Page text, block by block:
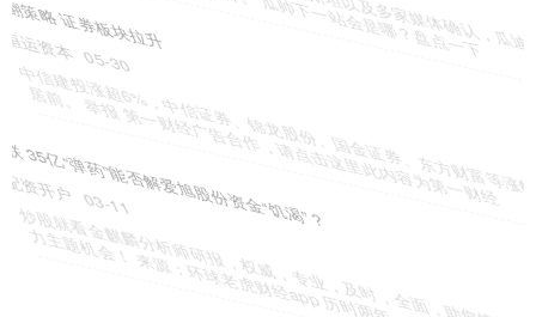
我要配资 世界杯&#32;|&#32;库拉索赢得世界杯第一分&#32;中国裁判
组执法
恒运资本 07-12
新华社美国堪萨斯城6月20日电（记者赵焱、董意行）厄瓜多尔队20
日使出浑身解数却依然无法攻破库拉索队大门，最终两队0:0
擒牛宝配资 同益股份控股股东质押约1420万股用于置换存量股权质押
恒运资本 03-17
（原标题：同益股份控股股东质押约1420万股用于置换存量股权质
押） 雷达财经 文|杨洋 编|李亦辉 9月5日，同益股份（